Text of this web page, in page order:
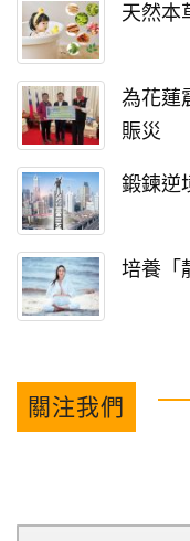
天然本
為花蓮
賑災
鍛鍊逆
培養「
關注我們